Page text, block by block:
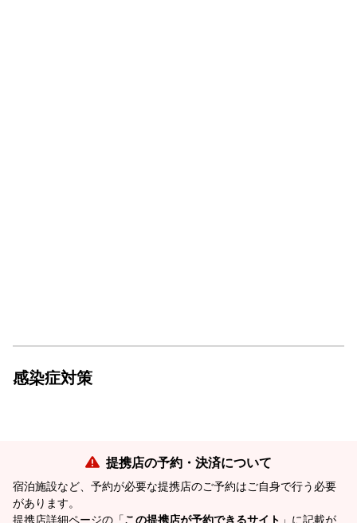
感染症対策
提携店の予約・決済について
宿泊施設など、予約が必要な提携店のご予約はご自身で行う必要
があります。
提携店詳細ページの「この提携店が予約できるサイト 」に記載が